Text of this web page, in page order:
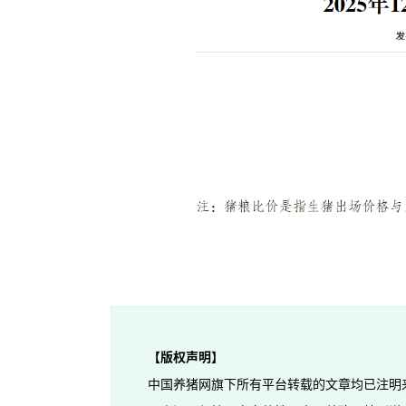
【版权声明】
中国养猪网旗下所有平台转载的文章均已注